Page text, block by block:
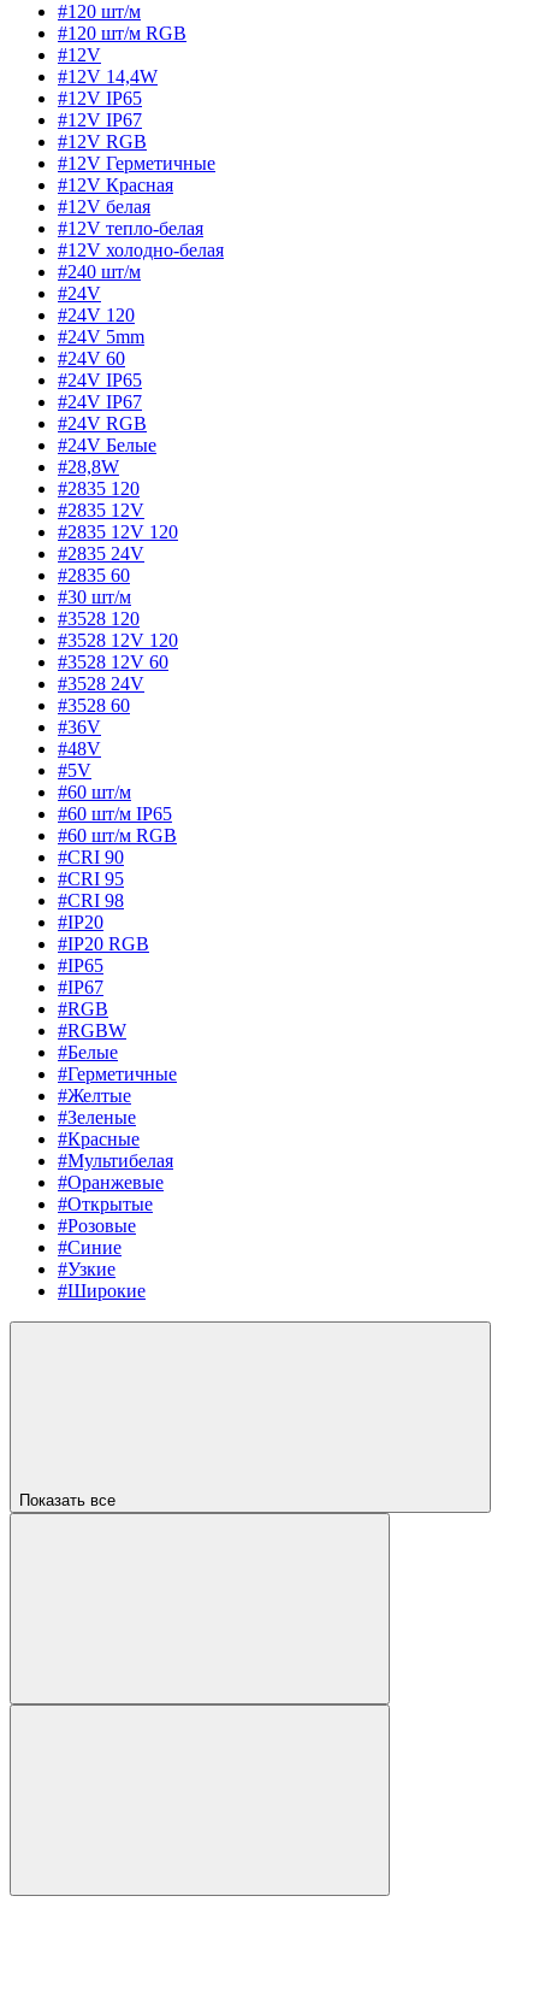
#120 шт/м
#120 шт/м RGB
#12V
#12V 14,4W
#12V IP65
#12V IP67
#12V RGB
#12V Герметичные
#12V Красная
#12V белая
#12V тепло-белая
#12V холодно-белая
#240 шт/м
#24V
#24V 120
#24V 5mm
#24V 60
#24V IP65
#24V IP67
#24V RGB
#24V Белые
#28,8W
#2835 120
#2835 12V
#2835 12V 120
#2835 24V
#2835 60
#30 шт/м
#3528 120
#3528 12V 120
#3528 12V 60
#3528 24V
#3528 60
#36V
#48V
#5V
#60 шт/м
#60 шт/м IP65
#60 шт/м RGB
#CRI 90
#CRI 95
#CRI 98
#IP20
#IP20 RGB
#IP65
#IP67
#RGB
#RGBW
#Белые
#Герметичные
#Желтые
#Зеленые
#Красные
#Мультибелая
#Оранжевые
#Открытые
#Розовые
#Синие
#Узкие
#Широкие
Показать все